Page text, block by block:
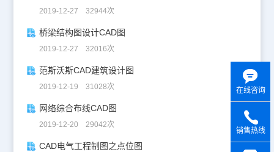
2019-12-27 32944次
桥梁结构图设计CAD图
2019-12-27 32016次
范斯沃斯CAD建筑设计图
2019-12-19 31028次
网络综合布线CAD图
2019-12-20 29042次
CAD电气工程制图之点位图
在线咨询
销售热线